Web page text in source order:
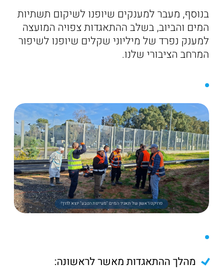
בנוסף, מעבר למענקים שיופנו לשיקום תשתיות
המים והביוב, בשלב ההתאגדות צפויה המועצה
למענק נפרד של מיליוני שקלים שיופנו לשיפור
המרחב הציבורי שלנו.
פרויקט ראשון של תאגיד המים "מעיינות הטבע" יוצא לדרך!
מהלך ההתאגדות מאשר לראשונה: